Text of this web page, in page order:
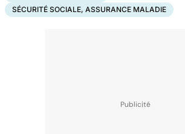
SÉCURITÉ SOCIALE, ASSURANCE MALADIE